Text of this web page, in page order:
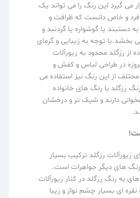
می گیرد این رنگ را می تواند یک
و خاص دانست که ظرافت و
دستبند یا گوشواره یا گردنبد و
بخشد.با توجه به زیبایی و گرمای
از رزگلد محدود به زیورآلات
در طراحی لباس و کفش و
از این رنگ نیز استفاده می
رزگلد با رنگ های خانواده
دارند و شیک تر و درخشان
زیورآلات رزگلد ترکیب بسیار
رنگ های دیگر جواهرات است.
به رنگ رزگلد در کنار زیورآلات
ای بسیار چشم نواز و زیبا